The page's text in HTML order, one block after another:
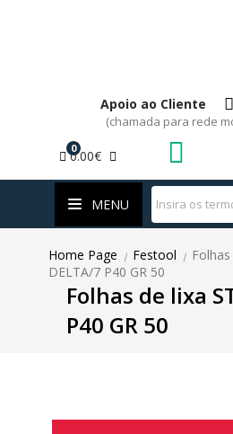
Apoio ao Cliente
(chamada para rede
0
0.00€
MENU
Home Page | Festool |
DELTA/7 P40 GR 50
Folhas de lixa
P40 GR 50